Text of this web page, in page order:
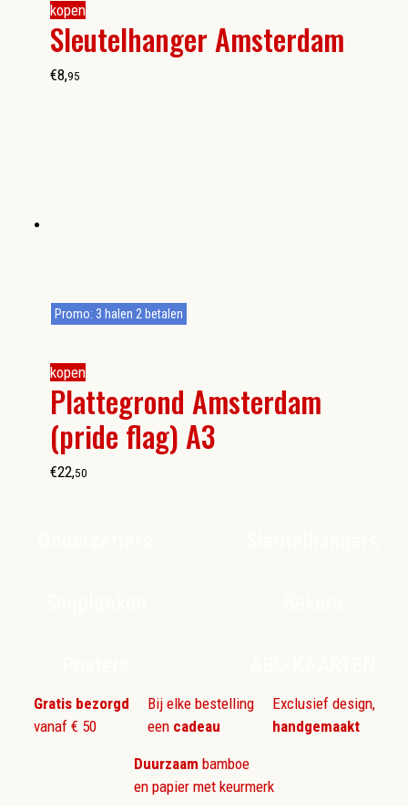
kopen
Sleutelhanger Amsterdam
€8,95
kopen
Plattegrond Amsterdam
(pride flag) A3
Promo: 3 halen 2 betalen
€22,50
Gratis bezorgd
vanaf € 50
Bij elke bestelling
een cadeau
Exclusief design,
handgemaakt
Duurzaam bamboe
en papier met keurmerk